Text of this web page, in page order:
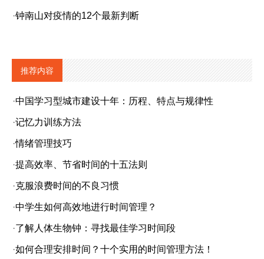
·钟南山对疫情的12个最新判断
推荐内容
·中国学习型城市建设十年：历程、特点与规律性
·记忆力训练方法
·情绪管理技巧
·提高效率、节省时间的十五法则
·克服浪费时间的不良习惯
·中学生如何高效地进行时间管理？
·了解人体生物钟：寻找最佳学习时间段
·如何合理安排时间？十个实用的时间管理方法！